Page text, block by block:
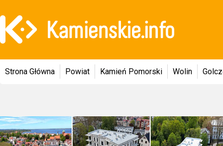
Strona Główna Powiat Kamień Pomorski Wolin